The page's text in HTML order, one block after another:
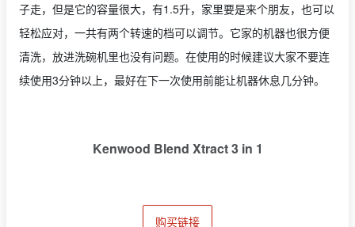
子走，但是它的容量很大，有1.5升，家里要是来个朋友，也可以
轻松应对，一共有两个转速的档可以调节。它家的机器也很方便
清洗，放进洗碗机里也没有问题。在使用的时候建议大家不要连
续使用3分钟以上，最好在下一次使用前能让机器休息几分钟。
Kenwood Blend Xtract 3 in 1
购买链接